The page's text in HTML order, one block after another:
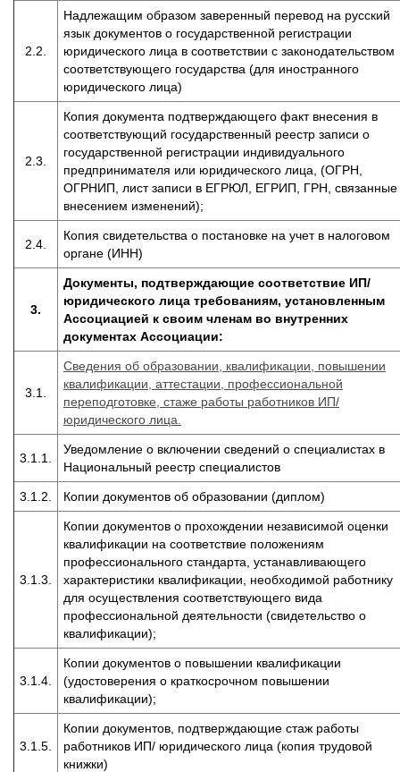
2.2.
Надлежащим образом заверенный перевод на русский
язык документов о государственной регистрации
юридического лица в соответствии с законодательством
соответствующего государства (для иностранного
юридического лица)
2.3.
Копия документа подтверждающего факт внесения в
соответствующий государственный реестр записи о
государственной регистрации индивидуального
предпринимателя или юридического лица, (ОГРН,
ОГРНИП, лист записи в ЕГРЮЛ, ЕГРИП, ГРН, связанные
внесением изменений);
2.4.
Копия свидетельства о постановке на учет в налоговом
органе (ИНН)
3.
Документы, подтверждающие соответствие ИП/
юридического лица требованиям, установленным
Ассоциацией к своим членам во внутренних
документах Ассоциации:
3.1.
Сведения об образовании, квалификации, повышении
квалификации, аттестации, профессиональной
переподготовке, стаже работы работников ИП/
юридического лица.
3.1.1.
Уведомление о включении сведений о специалистах в
Национальный реестр специалистов
3.1.2. Копии документов об образовании (диплом)
3.1.3.
Копии документов о прохождении независимой оценки
квалификации на соответствие положениям
профессионального стандарта, устанавливающего
характеристики квалификации, необходимой работнику
для осуществления соответствующего вида
профессиональной деятельности (свидетельство о
квалификации);
3.1.4.
Копии документов о повышении квалификации
(удостоверения о краткосрочном повышении
квалификации);
3.1.5.
Копии документов, подтверждающие стаж работы
работников ИП/ юридического лица (копия трудовой
книжки)